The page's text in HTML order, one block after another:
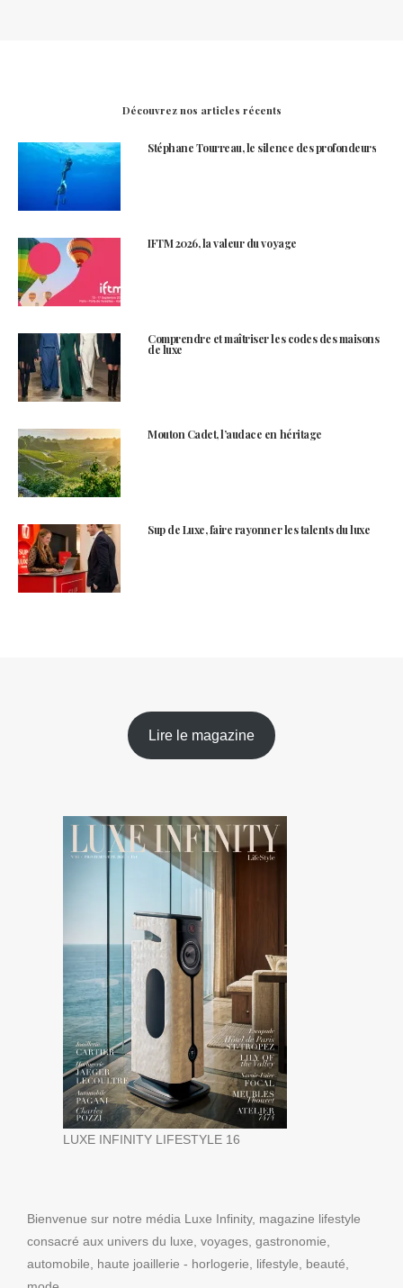
Découvrez nos articles récents
Stéphane Tourreau, le silence des profondeurs
IFTM 2026, la valeur du voyage
Comprendre et maîtriser les codes des maisons
de luxe
Mouton Cadet, l’audace en héritage
Sup de Luxe, faire rayonner les talents du luxe
Lire le magazine
LUXE INFINITY LIFESTYLE 16
Bienvenue sur notre média Luxe Infinity, magazine lifestyle
consacré aux univers du luxe, voyages, gastronomie,
automobile, haute joaillerie - horlogerie, lifestyle, beauté,